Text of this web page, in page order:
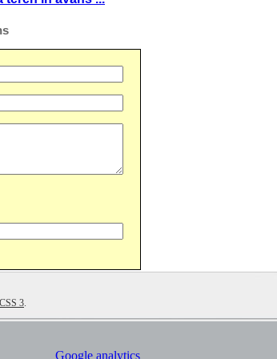
CSS 3.
Google analytics